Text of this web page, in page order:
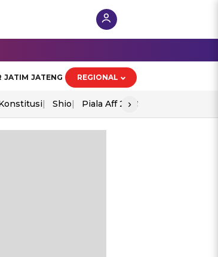
JATIM JATENG REGIONAL
Shio Piala Aff 2026
›